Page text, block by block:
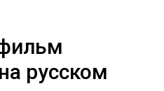
русском